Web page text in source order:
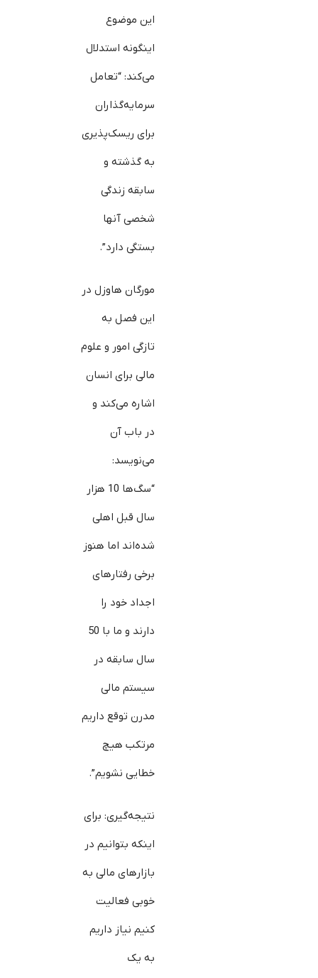
این موضوع
این‎گونه استدلال
می‌کند: “تعامل
سرمایه‌گذاران
برای ریسک‌پذیری
به گذشته و
سابقه زندگی
شخصی آنها
بستگی دارد”.
مورگان هاوزل در
این فصل به
تازگی امور و علوم
مالی برای انسان
اشاره می‌کند و
در باب آن
می‌نویسد:
“سگ‌ها 10 هزار
سال قبل اهلی
شده‌اند اما هنوز
برخی رفتارهای
اجداد خود را
دارند و ما با 50
سال سابقه در
سیستم مالی
مدرن توقع داریم
مرتکب هیچ
خطایی نشویم”.
نتیجه‌گیری: برای
این‎که بتوانیم در
بازارهای مالی به
خوبی فعالیت
کنیم نیاز داریم
به یک